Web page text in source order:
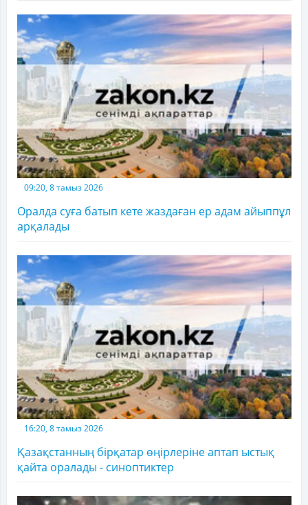
09:20, 8 тамыз 2026
Оралда суға батып кете жаздаған ер адам айыппұл
арқалады
16:20, 8 тамыз 2026
Қазақстанның бірқатар өңірлеріне аптап ыстық
қайта оралады - синоптиктер